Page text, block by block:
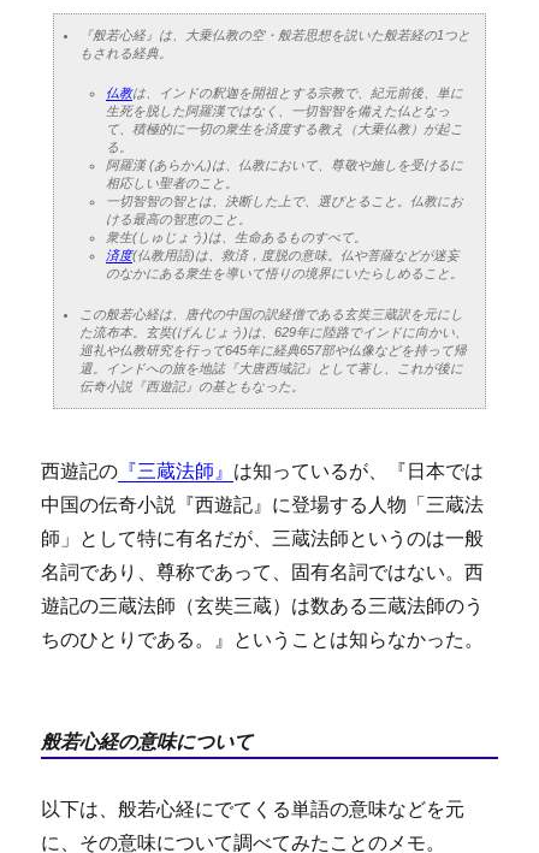
『般若心経』は、大乗仏教の空・般若思想を説いた般若経の1つと
もされる経典。
仏教は、インドの釈迦を開祖とする宗教で、紀元前後、単に
生死を脱した阿羅漢ではなく、一切智智を備えた仏となっ
て、積極的に一切の衆生を済度する教え（大乗仏教）が起こ
る。
阿羅漢 (あらかん)は、仏教において、尊敬や施しを受けるに
相応しい聖者のこと。
一切智智の智とは、決断した上で、選びとること。仏教にお
ける最高の智恵のこと。
衆生(しゅじょう)は、生命あるものすべて。
済度(仏教用語)は、救済，度脱の意味。仏や菩薩などが迷妄
のなかにある衆生を導いて悟りの境界にいたらしめること。
この般若心経は、唐代の中国の訳経僧である玄奘三蔵訳を元にし
た流布本。玄奘(げんじょう)は、629年に陸路でインドに向かい、
巡礼や仏教研究を行って645年に経典657部や仏像などを持って帰
還。インドへの旅を地誌『大唐西域記』として著し、これが後に
伝奇小説『西遊記』の基ともなった。
西遊記の 『三蔵法師』 は知っているが、『日本では
中国の伝奇小説『西遊記』に登場する人物「三蔵法
師」として特に有名だが、三蔵法師というのは一般
名詞であり、尊称であって、固有名詞ではない。西
遊記の三蔵法師（玄奘三蔵）は数ある三蔵法師のう
ちのひとりである。』ということは知らなかった。
般若心経の意味について
以下は、般若心経にでてくる単語の意味などを元
に、その意味について調べてみたことのメモ。